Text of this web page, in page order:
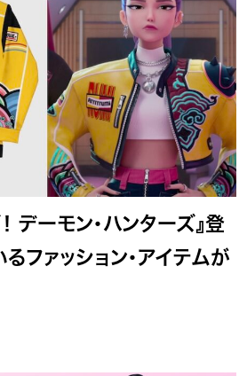
デーモン・ハンターズ』登
ファッション・アイテムが